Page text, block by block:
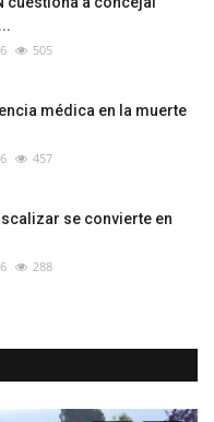
505
médica en la muerte
457
se convierte en
288